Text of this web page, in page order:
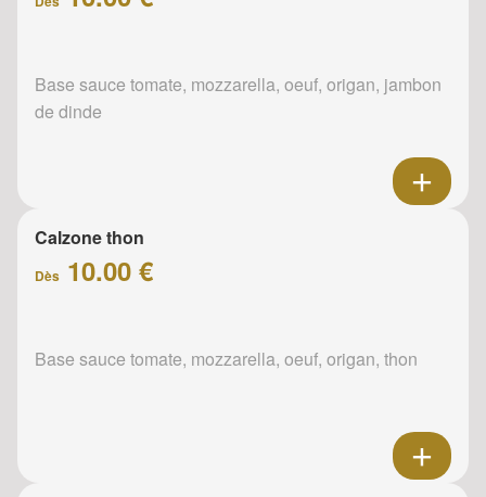
Base sauce tomate, mozzarella, oeuf, origan, jambon
de dinde
Calzone thon
Dès 10.00 €
Base sauce tomate, mozzarella, oeuf, origan, thon